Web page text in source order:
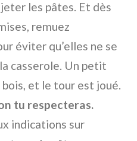
les pâtes. Et dès
remuez
éviter qu’elles ne se
casserole. Un petit
et le tour est joué.
tu respecteras.
indications sur